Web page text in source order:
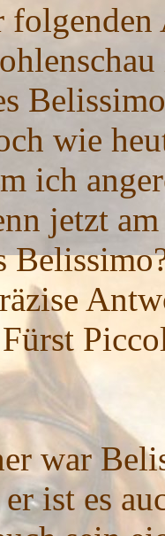
wie
ich
jetzt
war
ist es